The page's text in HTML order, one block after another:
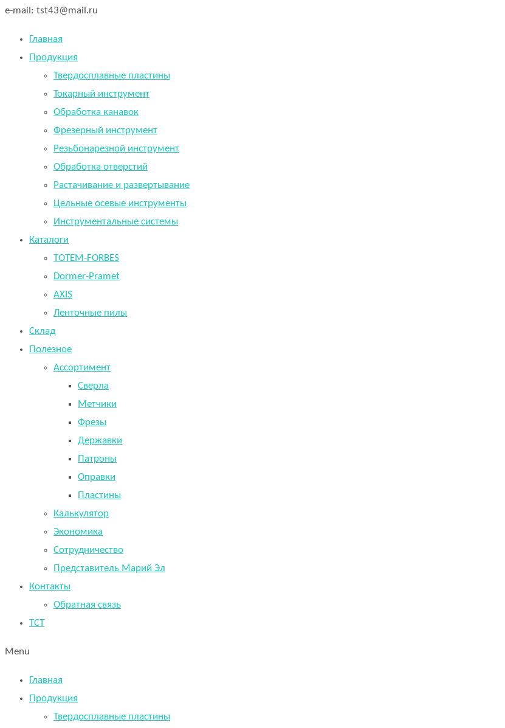
e-mail: tst43@mail.ru
Главная
Продукция
Твердосплавные пластины
Токарный инструмент
Обработка канавок
Фрезерный инструмент
Резьбонарезной инструмент
Обработка отверстий
Растачивание и развертывание
Цельные осевые инструменты
Инструментальные системы
Каталоги
TOTEM-FORBES
Dormer-Pramet
AXIS
Ленточные пилы
Склад
Полезное
Ассортимент
Сверла
Метчики
Фрезы
Державки
Патроны
Оправки
Пластины
Калькулятор
Экономика
Сотрудничество
Представитель Марий Эл
Контакты
Обратная связь
TCT
Menu
Главная
Продукция
Твердосплавные пластины